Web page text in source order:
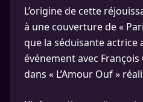
L’origine de cette
à une couverture de «
que la séduisante
événement avec
dans « L’Amour Ouf »